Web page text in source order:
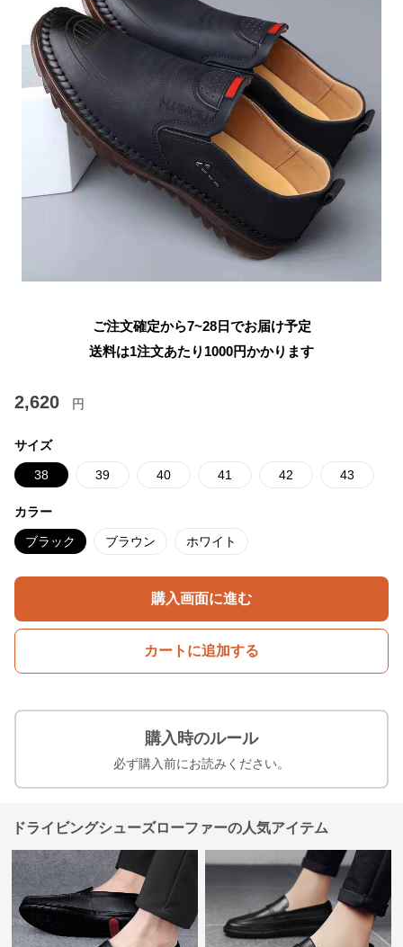
ご注文確定から7~28日でお届け予定
送料は1注文あたり 1000円かかります
2,620 円
サイズ
38 39 40 41 42 43
カラー
ブラック ブラウン ホワイト
購入画面に進む
カートに追加する
購入時のルール
必ず購入前にお読みください。
ドライビングシューズローファーの人気アイテム